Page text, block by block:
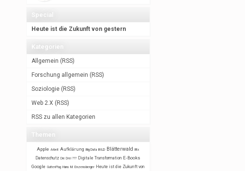
Special
Heute ist die Zukunft von gestern
Kategorien
Allgemein ( RSS)
Forschung allgemein ( RSS)
Soziologie( RSS)
Web 2.X ( RSS)
RSS zu allen Kategorien
Themen
Apple Arbeit Aufklärung Big Data BILD Blätterwald Btx
Datenschutz Die Drei ??? Digitale Transformation E-Books
Google GuttenPlag Hans M. Enzensberger Heute ist die Zukunft von